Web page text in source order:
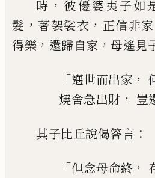
時 ， 彼優婆夷子如
髮 ，著袈裟衣 ， 正信非家
得樂 ， 還歸自家 ， 母遙見
「邁世而出家 ，
燒舍急出財 ， 豈
其子比丘說偈答言 ：
「但念母命終 ，